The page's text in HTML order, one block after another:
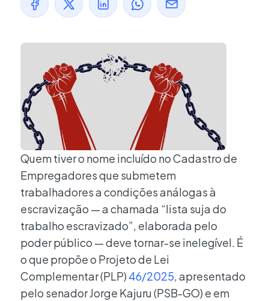
Quem tiver o nome incluído no Cadastro de
Empregadores que submetem
trabalhadores a condições análogas à
escravização — a chamada “lista suja do
trabalho escravizado”, elaborada pelo
poder público — deve tornar-se inelegível. É
o que propõe o Projeto de Lei
Complementar (PLP) 46/2025, apresentado
pelo senador Jorge Kajuru (PSB-GO) e em